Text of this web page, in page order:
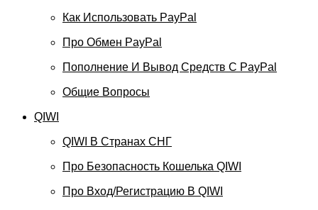
Как Использовать PayPal
Про Обмен PayPal
Пополнение И Вывод Средств С PayPal
Общие Вопросы
QIWI
QIWI В Странах СНГ
Про Безопасность Кошелька QIWI
Про Вход/регистрацию В QIWI